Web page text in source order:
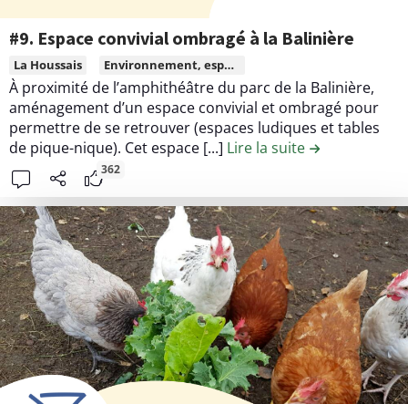
e
r
!
R
I
T
S
n
t
r
i
b
u
t
i
o
n
#
1
3
.
P
l
a
i
#9. Espace convivial ombragé à la Balinière
L
i
r
e
l
e
c
o
n
t
e
n
u
d
e
l
La Houssais Environnement, espace vert, transition écologique
À proximité de l’amphithéâtre du parc de la Balinière,
aménagement d’un espace convivial et ombragé pour
permettre de se retrouver (espaces ludiques et tables
de pique-nique). Cet espace [...] Lire la suite de la
362